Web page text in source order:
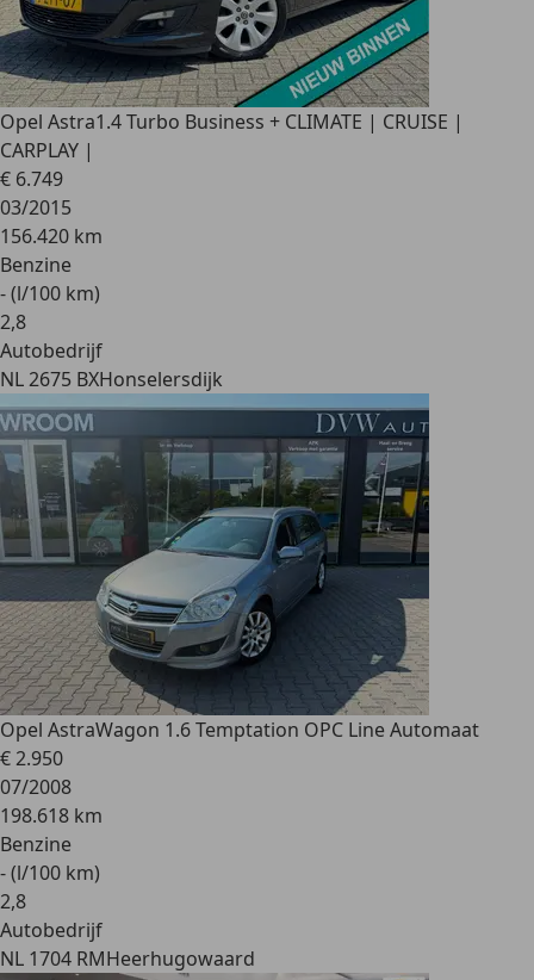
Opel Astra1.4 Turbo Business + CLIMATE | CRUISE |
CARPLAY |
€ 6.749
03/2015
156.420 km
Benzine
- (l/100 km)
2,8
Autobedrijf
NL 2675 BXHonselersdijk
Opel AstraWagon 1.6 Temptation OPC Line Automaat
€ 2.950
07/2008
198.618 km
Benzine
- (l/100 km)
2,8
Autobedrijf
NL 1704 RMHeerhugowaard